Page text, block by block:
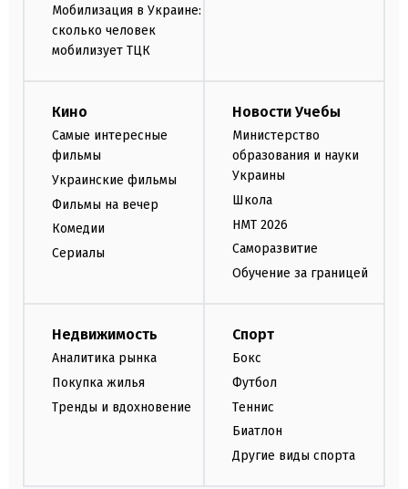
Мобилизация в Украине:
сколько человек
мобилизует ТЦК
Кино
Самые интересные
фильмы
Украинские фильмы
Фильмы на вечер
Комедии
Сериалы
Новости Учебы
Министерство
образования и науки
Украины
Школа
НМТ 2026
Саморазвитие
Обучение за границей
Недвижимость
Аналитика рынка
Покупка жилья
Тренды и вдохновение
Спорт
Бокс
Футбол
Теннис
Биатлон
Другие виды спорта